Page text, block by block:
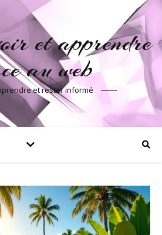
et apprendre
au web
et rester informé